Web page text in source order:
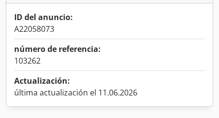
ID del anuncio:
A22058073
número de referencia:
103262
Actualización:
última actualización el 11.06.2026